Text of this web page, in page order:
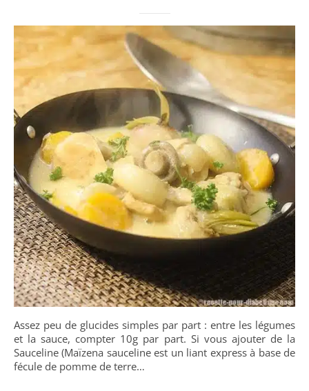
Assez peu de glucides simples par part : entre les légumes
et la sauce, compter 10g par part. Si vous ajouter de la
Sauceline (Maïzena sauceline est un liant express à base de
fécule de pomme de terre…